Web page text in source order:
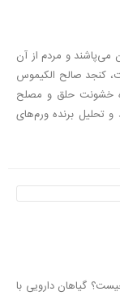
مى‌پاشند و مردم از آن
کنجد صالح الكيموس
خشونت حلق و مصلح
تحلیل برنده ورم‌های
گیاهان دارویی با